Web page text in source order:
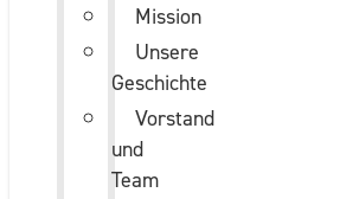
Mission
Unsere
Geschichte
Vorstand
und
Team